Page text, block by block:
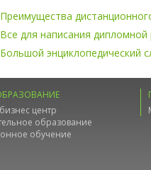
Преимущества
Все для написания
Большой энциклопедический
центр
образование
обучение